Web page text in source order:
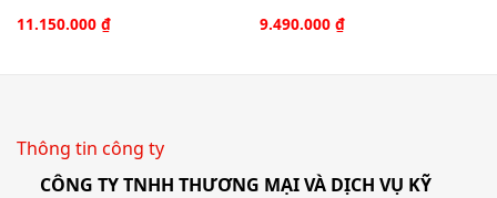
11.150.000 ₫ 9.490.000 ₫
Thông tin công ty
CÔNG TY TNHH THƯƠNG MẠI VÀ DỊCH VỤ KỸ